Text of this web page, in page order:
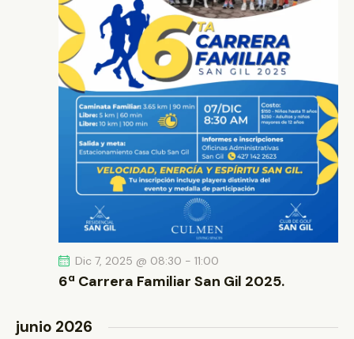
Dic 7, 2025 @ 08:30 - 11:00
6ª Carrera Familiar San Gil 2025.
junio 2026